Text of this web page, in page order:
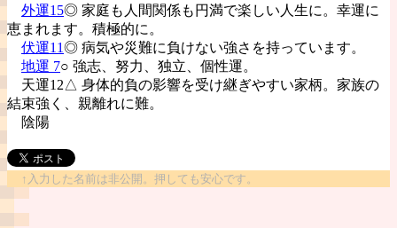
外運15◎ 家庭も人間関係も円満で楽しい人生に。幸運に
恵まれます。積極的に。
伏運11◎ 病気や災難に負けない強さを持っています。
地運 7○ 強志、努力、独立、個性運。
天運12△ 身体的負の影響を受け継ぎやすい家柄。家族の
結束強く、親離れに難。
陰陽
↑入力した名前は非公開。押しても安心です。